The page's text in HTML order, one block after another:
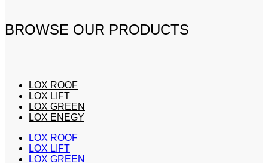
BROWSE OUR PRODUCTS
LOX ROOF
LOX LIFT
LOX GREEN
LOX ENEGY
LOX ROOF
LOX LIFT
LOX GREEN